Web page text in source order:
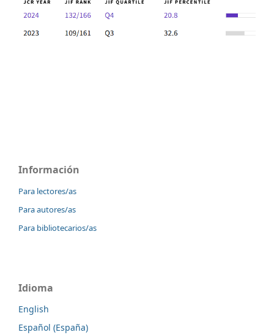
Información
Para lectores/as
Para autores/as
Para bibliotecarios/as
Idioma
English
Español (España)